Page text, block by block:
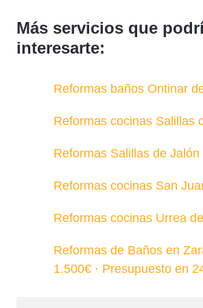
Más servicios que
interesarte:
Reformas baños Ontinar
Reformas cocinas Salillas
Reformas Salillas de Jalón
Reformas cocinas San
Reformas cocinas Urrea
Reformas de Baños en
1.500€ · Presupuesto en